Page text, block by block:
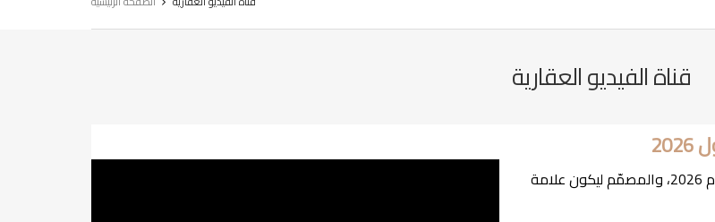
قناة الفيديو العقارية
Sisli Tasyapi، أحد أبرز مشاريع العقارات Off-Plan في اسطنبول لعام 2026، والمصمّم ليكون علامة